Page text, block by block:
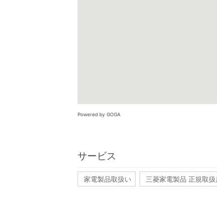
Powered by GOGA
サービス
家電製品取扱い 三菱家電製品 正規取扱